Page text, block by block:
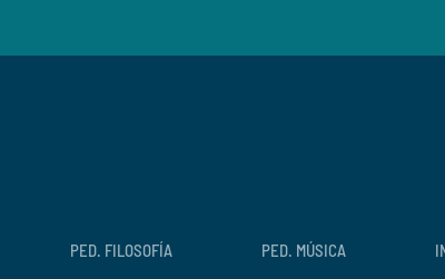
PED. FILOSOFÍA PED. MÚSICA